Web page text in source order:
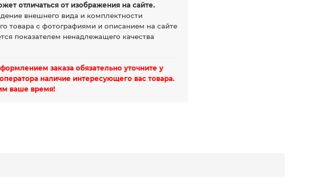
отличаться от изображения на сайте.
внешнего вида и комплектности
товара с фотографиями и описанием на сайте
показателем ненадлежащего качества
заказа обязательно уточните у
наличие интересующего вас товара.
ваше время!